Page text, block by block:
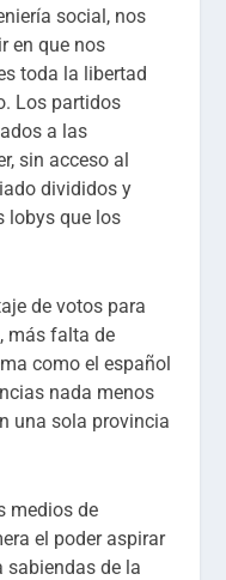
social, nos
en que nos
toda la libertad
Los partidos
a las
sin acceso al
divididos y
lobys que los
de votos para
más falta de
como el español
nada menos
una sola provincia
medios de
el poder aspirar
sabiendas de la